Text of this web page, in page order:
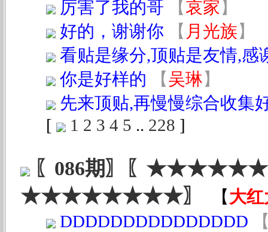
厉害了我的哥
【哀家 】
好的，谢谢你
【 月光族】
看贴是缘分,顶贴是友情,感
你是好样的
【吴琳】
先来顶贴,再慢慢综合收集
[
1 2 3 4 5 .. 228 ]
〖086期〗〖
★★★★★★★★〗
【 大
DDDDDDDDDDDDDDD